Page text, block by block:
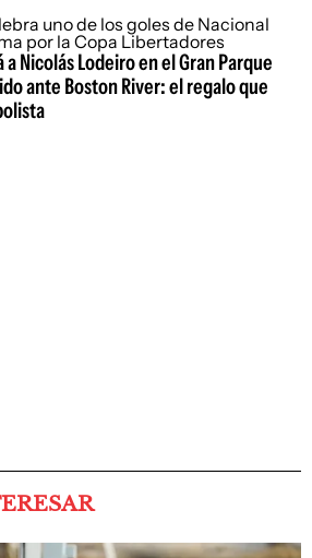
Nicolás Lodeiro en el Gran Parque
ante Boston River: el regalo que